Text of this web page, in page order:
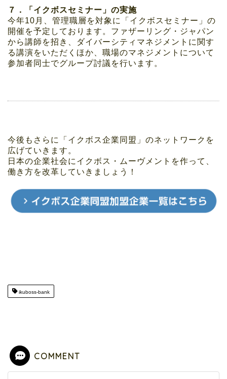
７．「イクボスセミナー」の実施
今年10月、管理職層を対象に「イクボスセミナー」の
開催を予定しております。ファザーリング・ジャパン
から講師を招き、ダイバーシティマネジメントに関す
る講演をいただくほか、職場のマネジメントについて
参加者同士でグループ討議を行います。
今後もさらに「イクボス企業同盟」のネットワークを
広げていきます。
日本の企業社会にイクボス・ムーヴメントを作って、
働き方を改革していきましょう！
ikuboss-bank
COMMENT